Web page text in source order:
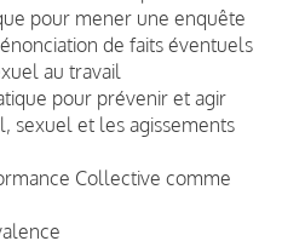
pour mener une enquête
de faits éventuels
au travail
pour prévenir et agir
sexuel et les agissements
Collective comme